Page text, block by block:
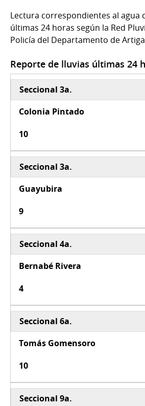
Lectura correspondientes al agua
últimas 24 horas según la Red
Policía del Departamento de
Reporte de lluvias últimas 24 h
Seccional 3a.
Colonia Pintado
10
Seccional 3a.
Guayubira
9
Seccional 4a.
Bernabé Rivera
4
Seccional 6a.
Tomás Gomensoro
10
Seccional 9a.